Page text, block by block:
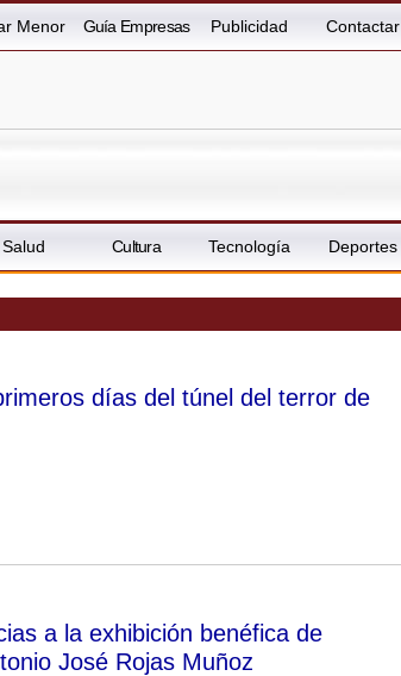
Menor Guía Empresas Publicidad Contactar
Salud Cultura Tecnología Deportes
días del túnel del terror de
a la exhibición benéfica de
José Rojas Muñoz